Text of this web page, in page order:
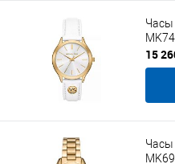
Часы
15
Часы